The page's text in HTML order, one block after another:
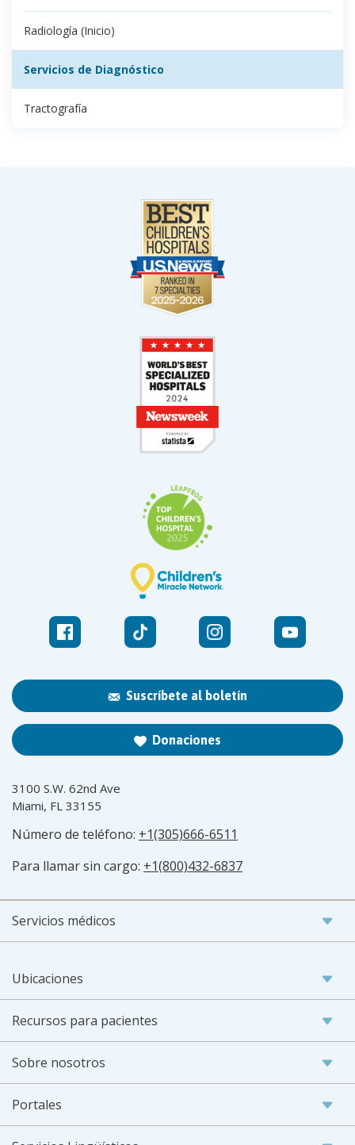
Radiología (Inicio)
Servicios de Diagnóstico
Tractografía
Suscríbete al boletín
Donaciones
3100 S.W. 62nd Ave
Miami, FL 33155
Número de teléfono: +1(305)666-6511
Para llamar sin cargo: +1(800)432-6837
Servicios médicos
Ubicaciones
Recursos para pacientes
Sobre nosotros
Portales